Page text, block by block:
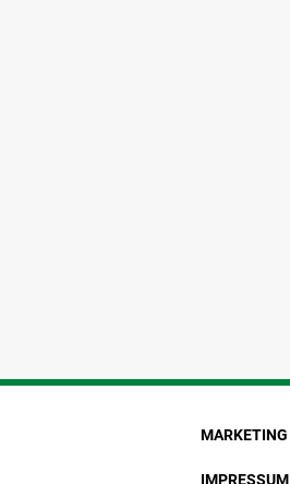
MARKETING
IMPRESSUM